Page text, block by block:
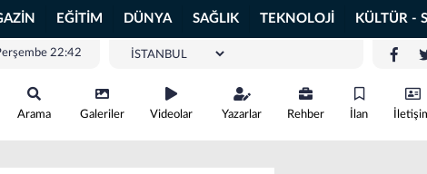
EĞİTİM DÜNYA SAĞLIK TEKNOLOJİ KÜLTÜR -
22:42
Arama Galeriler Videolar Yazarlar Rehber İlan